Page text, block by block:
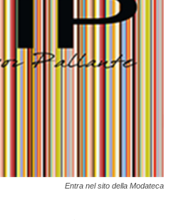
Entra nel sito della Modateca